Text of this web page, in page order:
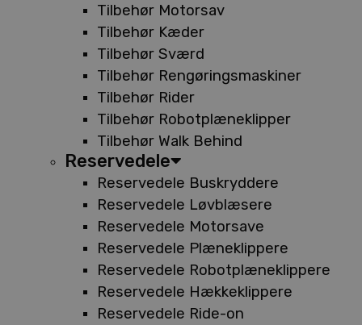
Tilbehør Motorsav
Tilbehør Kæder
Tilbehør Sværd
Tilbehør Rengøringsmaskiner
Tilbehør Rider
Tilbehør Robotplæneklipper
Tilbehør Walk Behind
Reservedele
Reservedele Buskryddere
Reservedele Løvblæsere
Reservedele Motorsave
Reservedele Plæneklippere
Reservedele Robotplæneklippere
Reservedele Hækkeklippere
Reservedele Ride-on